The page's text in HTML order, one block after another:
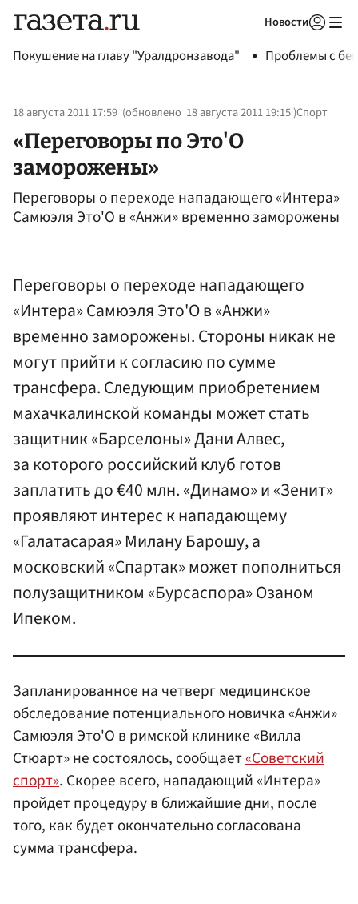
Новости
Покушение на главу "Уралдронзавода" Проблемы с
18 августа 2011 17:59 (обновлено 18 августа 2011 19:15)Спорт
«Переговоры по Это'О
заморожены»
Переговоры о переходе нападающего «Интера»
Самюэля Это'О в «Анжи» временно заморожены
Переговоры о переходе нападающего
«Интера» Самюэля Это'О в «Анжи»
временно заморожены. Стороны никак не
могут прийти к согласию по сумме
трансфера. Следующим приобретением
махачкалинской команды может стать
защитник «Барселоны» Дани Алвес,
за которого российский клуб готов
заплатить до €40 млн. «Динамо» и «Зенит»
проявляют интерес к нападающему
«Галатасарая» Милану Барошу, а
московский «Спартак» может пополниться
полузащитником «Бурсаспора» Озаном
Ипеком.
Запланированное на четверг медицинское
обследование потенциального новичка «Анжи»
Самюэля Это'О в римской клинике «Вилла
Стюарт» не состоялось, сообщает«Советский
спорт». Скорее всего, нападающий «Интера»
пройдет процедуру в ближайшие дни, после
того, как будет окончательно согласована
сумма трансфера.